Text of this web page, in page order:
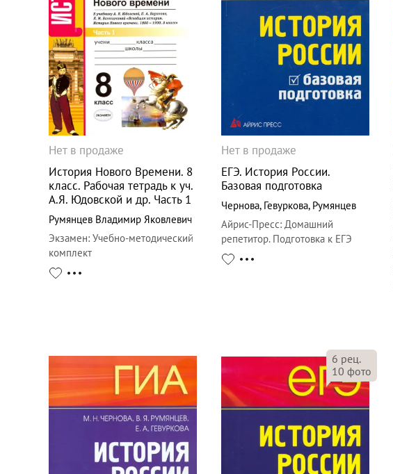
Нет в продаже
История Нового Времени. 8
класс. Рабочая тетрадь к уч.
А.Я. Юдовской и др. Часть 1
Румянцев Владимир Яковлевич
Экзамен:Учебно-методический
комплект
Нет в продаже
ЕГЭ. История России.
Базовая подготовка
Чернова, Гевуркова, Румянцев
Айрис-Пресс: Домашний
репетитор. Подготовка к ЕГЭ
6 рец.
10 фото